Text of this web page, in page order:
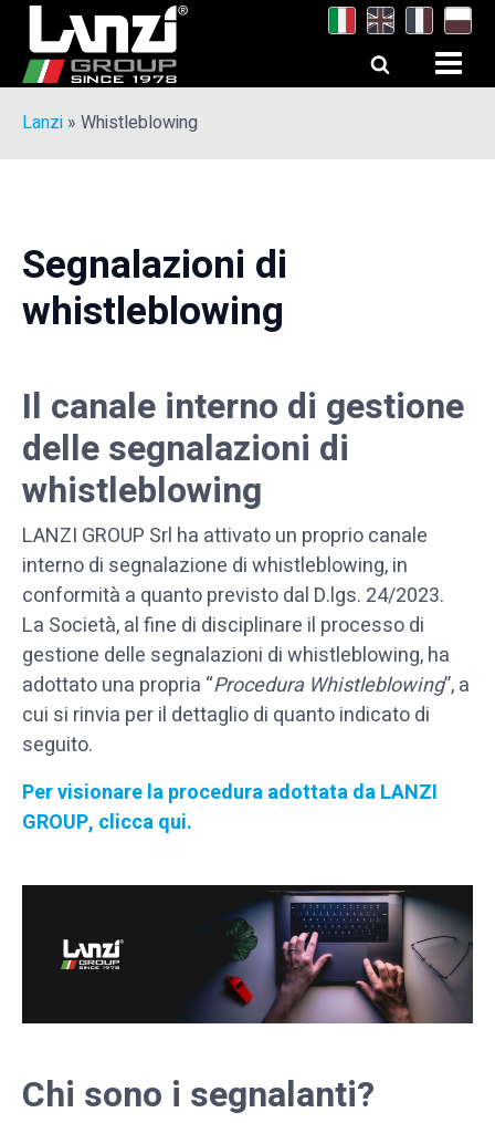
Lanzi » Whistleblowing
Segnalazioni di
whistleblowing
Il canale interno di gestione
delle segnalazioni di
whistleblowing
LANZI GROUP Srl ha attivato un proprio canale
interno di segnalazione di whistleblowing, in
conformità a quanto previsto dal D.lgs. 24/2023.
La Società, al fine di disciplinare il processo di
gestione delle segnalazioni di whistleblowing, ha
adottato una propria “Procedura Whistleblowing”, a
cui si rinvia per il dettaglio di quanto indicato di
seguito.
Per visionare la procedura adottata da LANZI
GROUP, clicca qui.
Chi sono i segnalanti?